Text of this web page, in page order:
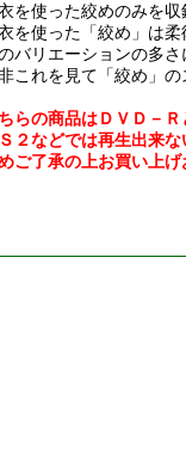
を使った絞めのみを
を使った「絞め」は
バリエーションの多
これを見て「絞め」
らの商品はＤＶＤ－
２などでは再生出来
ご了承の上お買い上